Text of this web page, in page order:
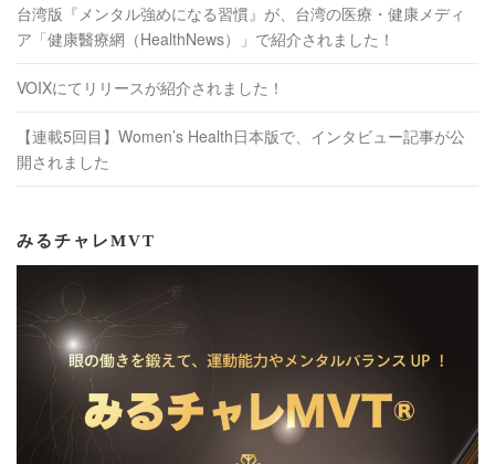
台湾版『メンタル強めになる習慣』が、台湾の医療・健康メディ
ア「健康醫療網（HealthNews）」で紹介されました！
VOIXにてリリースが紹介されました！
【連載5回目】Women’s Health日本版で、インタビュー記事が公
開されました
みるチャレMVT